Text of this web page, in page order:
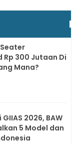
Rp 300 Jutaan Di
Mana?
2026, BAW
5 Model dan